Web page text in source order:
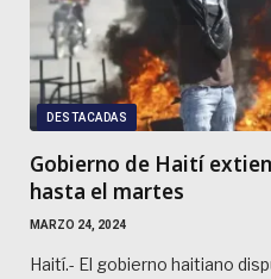
DESTACADAS
Gobierno de Haití
hasta el martes
MARZO 24, 2024
Haití.- El gobierno haitiano